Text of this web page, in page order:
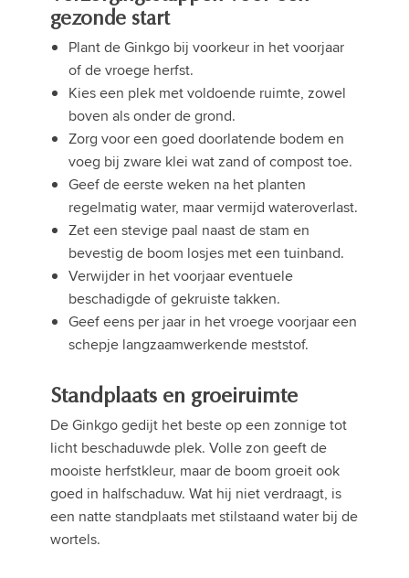
gezonde start
Plant de Ginkgo bij voorkeur in het voorjaar
of de vroege herfst.
Kies een plek met voldoende ruimte, zowel
boven als onder de grond.
Zorg voor een goed doorlatende bodem en
voeg bij zware klei wat zand of compost toe.
Geef de eerste weken na het planten
regelmatig water, maar vermijd wateroverlast.
Zet een stevige paal naast de stam en
bevestig de boom losjes met een tuinband.
Verwijder in het voorjaar eventuele
beschadigde of gekruiste takken.
Geef eens per jaar in het vroege voorjaar een
schepje langzaamwerkende meststof.
Standplaats en groeiruimte
De Ginkgo gedijt het beste op een zonnige tot
licht beschaduwde plek. Volle zon geeft de
mooiste herfstkleur, maar de boom groeit ook
goed in halfschaduw. Wat hij niet verdraagt, is
een natte standplaats met stilstaand water bij de
wortels.